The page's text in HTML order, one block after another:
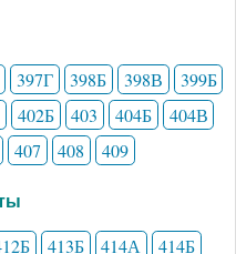
397Г 398Б 398В
399Б
402Б 403 404Б
404В
407 408 409
413Б 414А 414Б